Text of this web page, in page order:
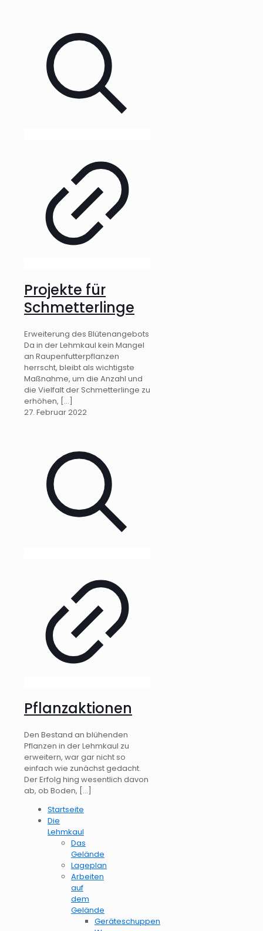
Projekte für
Schmetterlinge
Erweiterung des Blütenangebots
Da in der Lehmkaul kein Mangel
an Raupenfutterpflanzen
herrscht, bleibt als wichtigste
Maßnahme, um die Anzahl und
die Vielfalt der Schmetterlinge zu
erhöhen, […]
27. Februar 2022
Pflanzaktionen
Den Bestand an blühenden
Pflanzen in der Lehmkaul zu
erweitern, war gar nicht so
einfach wie zunächst gedacht.
Der Erfolg hing wesentlich davon
ab, ob Boden, […]
Startseite
Die
Lehmkaul
Das
Gelände
Lageplan
Arbeiten
auf
dem
Gelände
Geräteschuppen